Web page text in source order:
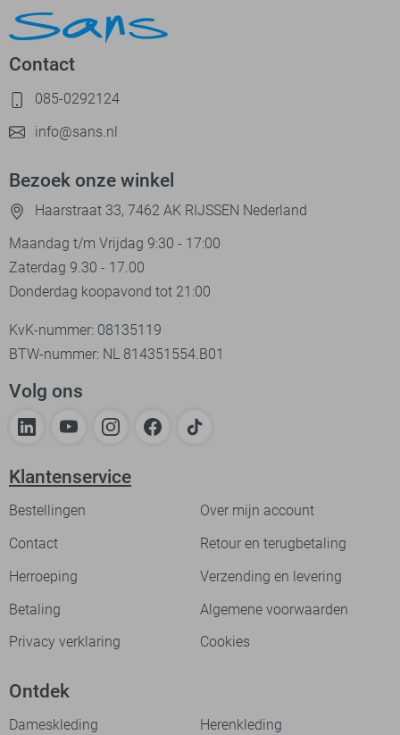
Contact
085-0292124
info@sans.nl
Bezoek onze winkel
Haarstraat 33, 7462 AK RIJSSEN Nederland
Maandag t/m Vrijdag 9:30 - 17:00
Zaterdag 9.30 - 17.00
Donderdag koopavond tot 21:00
KvK-nummer: 08135119
BTW-nummer: NL 814351554.B01
Volg ons
Klantenservice
Bestellingen
Over mijn account
Contact
Retour en terugbetaling
Herroeping
Verzending en levering
Betaling
Algemene voorwaarden
Privacy verklaring
Cookies
Ontdek
Dameskleding
Herenkleding